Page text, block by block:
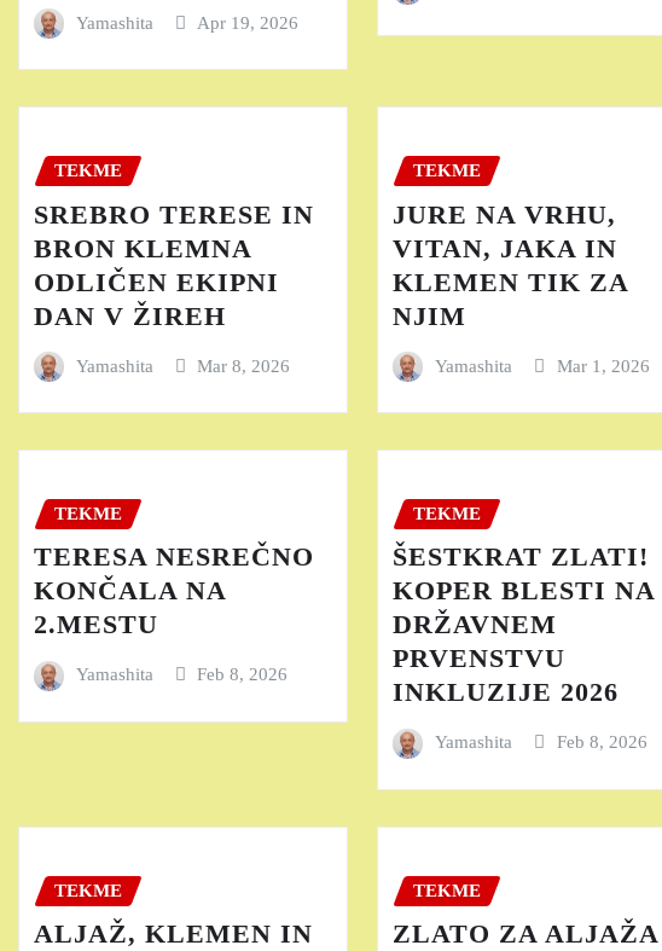
Yamashita Apr 19, 2026
TEKME
SREBRO TERESE IN
BRON KLEMNA
ODLIČEN EKIPNI
DAN V ŽIREH
Yamashita Mar 8, 2026
TEKME
JURE NA VRHU,
VITAN, JAKA IN
KLEMEN TIK ZA
NJIM
Yamashita Mar 1, 2026
TEKME
TERESA NESREČNO
KONČALA NA
2.MESTU
Yamashita Feb 8, 2026
TEKME
ŠESTKRAT ZLATI!
KOPER BLESTI NA
DRŽAVNEM
PRVENSTVU
INKLUZIJE 2026
Yamashita Feb 8, 2026
TEKME
ALJAŽ, KLEMEN IN
TEKME
ZLATO ZA ALJAŽA